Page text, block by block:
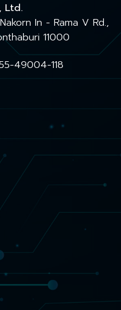
Ltd.
In - Rama V Rd.,
11000
49004-118